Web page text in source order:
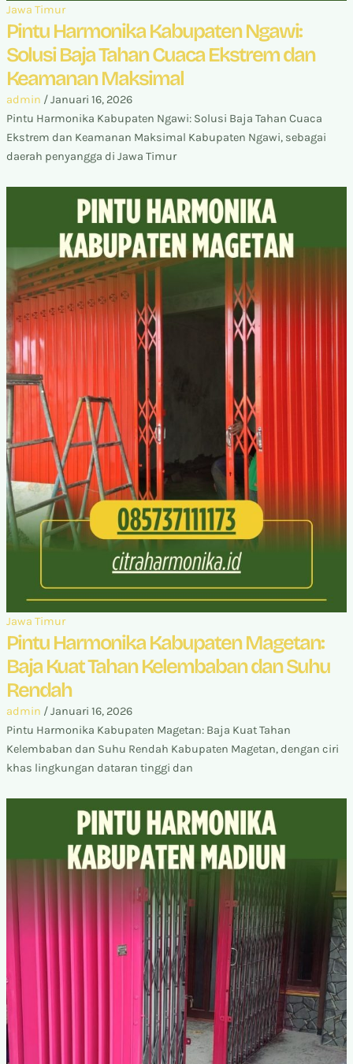
Jawa Timur
Pintu Harmonika Kabupaten Ngawi:
Solusi Baja Tahan Cuaca Ekstrem dan
Keamanan Maksimal
admin /Januari 16, 2026
Pintu Harmonika Kabupaten Ngawi: Solusi Baja Tahan Cuaca
Ekstrem dan Keamanan Maksimal Kabupaten Ngawi, sebagai
daerah penyangga di Jawa Timur
Jawa Timur
Pintu Harmonika Kabupaten Magetan:
Baja Kuat Tahan Kelembaban dan Suhu
Rendah
admin /Januari 16, 2026
Pintu Harmonika Kabupaten Magetan: Baja Kuat Tahan
Kelembaban dan Suhu Rendah Kabupaten Magetan, dengan ciri
khas lingkungan dataran tinggi dan